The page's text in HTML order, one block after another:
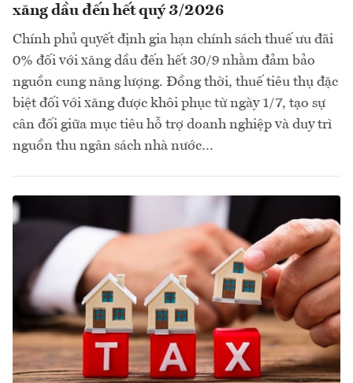
xăng dầu đến hết quý 3/2026
Chính phủ quyết định gia hạn chính sách thuế ưu đãi
0% đối với xăng dầu đến hết 30/9 nhằm đảm bảo
nguồn cung năng lượng. Đồng thời, thuế tiêu thụ đặc
biệt đối với xăng được khôi phục từ ngày 1/7, tạo sự
cân đối giữa mục tiêu hỗ trợ doanh nghiệp và duy trì
nguồn thu ngân sách nhà nước…